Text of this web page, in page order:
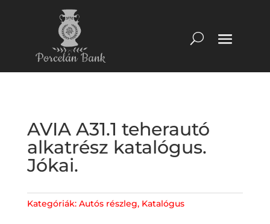
AVIA A31.1 teherautó
alkatrész katalógus.
Jókai.
Kategóriák: Autós részleg, Katalógus